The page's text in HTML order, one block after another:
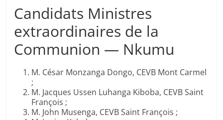
Candidats Ministres
extraordinaires de la
Communion — Nkumu
M. César Monzanga Dongo, CEVB Mont Carmel
;
M. Jacques Ussen Luhanga Kiboba, CEVB Saint
François ;
M. John Musenga, CEVB Saint François ;